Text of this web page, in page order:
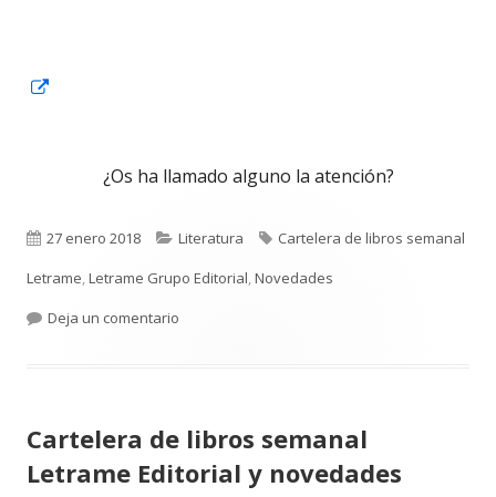
ventana¿Os ha llamado alguno la atención?
Publicado
el
27 enero 2018 Categorías
Literatura Etiquetas
Cartelera de libros semanal
Letrame,Letrame Grupo Editorial,Novedades
Deja un comentario
Cartelera de libros semanal
Letrame Editorial y novedades